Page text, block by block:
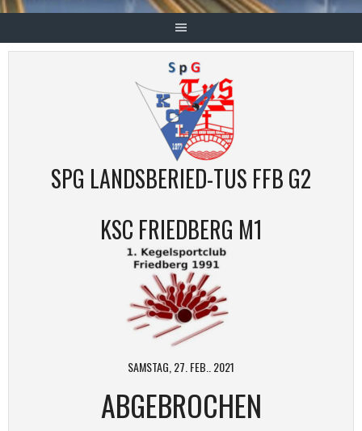
SPG LANDSBERIED-TUS FFB G2
KSC FRIEDBERG M1
SAMSTAG, 27. FEB.. 2021
ABGEBROCHEN